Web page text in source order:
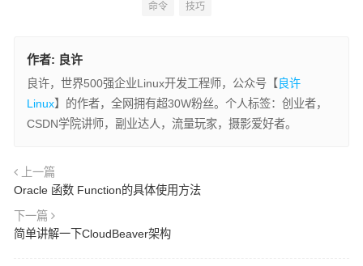
命令 技巧
作者: 良许
良许，世界500强企业Linux开发工程师，公众号【 良许
Linux】的作者，全网拥有超30W粉丝。个人标签：创业者，
CSDN学院讲师，副业达人，流量玩家，摄影爱好者。
上一篇
Oracle 函数 Function的具体使用方法
下一篇
简单讲解一下CloudBeaver架构